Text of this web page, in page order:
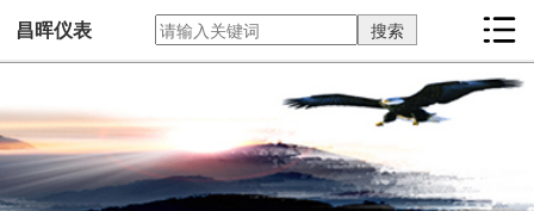
昌晖仪表